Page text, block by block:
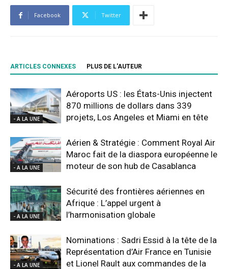
Facebook Twitter
ARTICLES CONNEXES PLUS DE L'AUTEUR
- A LA UNE
Aéroports US : les États-Unis injectent
870 millions de dollars dans 339
projets, Los Angeles et Miami en tête
- A LA UNE
Aérien & Stratégie : Comment Royal Air
Maroc fait de la diaspora européenne le
moteur de son hub de Casablanca
- A LA UNE
Sécurité des frontières aériennes en
Afrique : L’appel urgent à
l’harmonisation globale
- A LA UNE
Nominations : Sadri Essid à la tête de la
Représentation d’Air France en Tunisie
et Lionel Rault aux commandes de la